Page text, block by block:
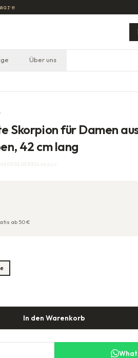
Über uns
Skorpion für Damen
42 cm lang
ab 50€
In den Warenkorb